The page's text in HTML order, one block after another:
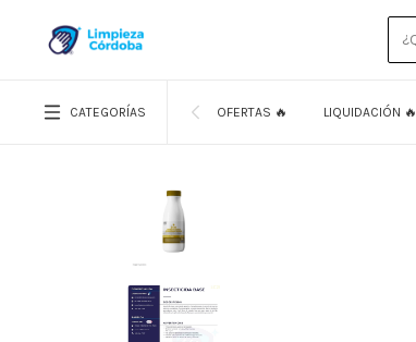
CATEGORÍAS OFERTAS 🔥 LIQUIDACIÓN 🔥